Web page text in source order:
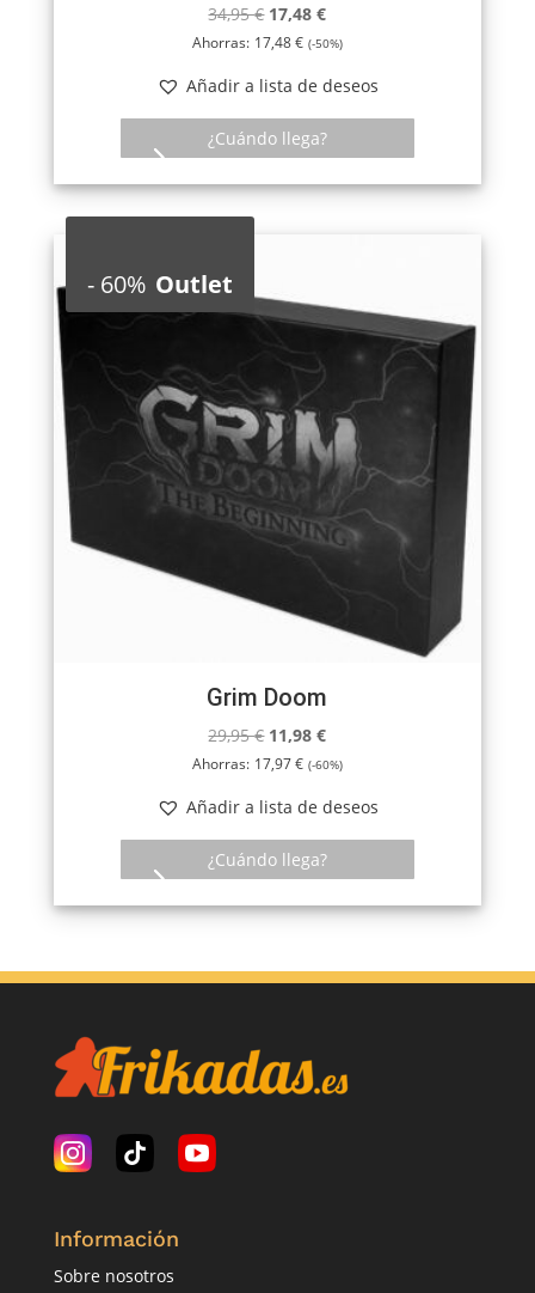
34,95€ El
precio
era:
34,95 €.
17,48€El
precio
es:
17,48 €.
Ahorras: 17,48€ (-50%)
Añadir a lista de deseos
¿Cuándo llega?
-60% Outlet
Grim Doom
29,95€ El
precio
era:
29,95 €.
11,98€El
precio
es:
11,98 €.
Ahorras: 17,97€ (-60%)
Añadir a lista de deseos
¿Cuándo llega?
Información
Sobre nosotros